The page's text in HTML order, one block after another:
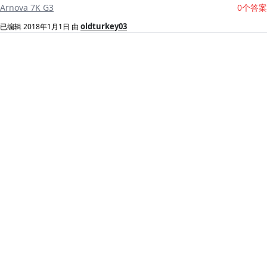
Arnova 7K G3 0个答案
已编辑2018年1月1日 由 oldturkey03